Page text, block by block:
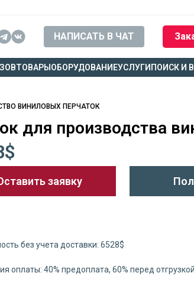
НАПИСАТЬ В ЧАТ
ТОВАРЫ ОБОРУДОВАНИЕУСЛУГИ ПОИСК И
ВИНИЛОВЫХ ПЕРЧАТОК
для производства
заявку
без учета доставки: 6528$
оплаты: 40% предоплата, 60% перед